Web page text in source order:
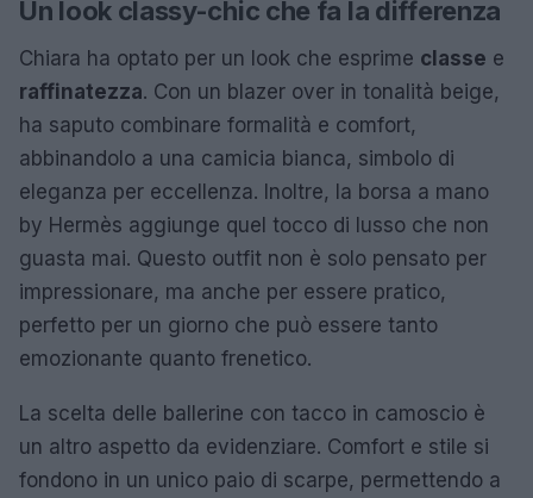
Un look classy-chic che fa la differenza
Chiara ha optato per un look che esprime classe e
raffinatezza. Con un blazer over in tonalità beige,
ha saputo combinare formalità e comfort,
abbinandolo a una camicia bianca, simbolo di
eleganza per eccellenza. Inoltre, la borsa a mano
by Hermès aggiunge quel tocco di lusso che non
guasta mai. Questo outfit non è solo pensato per
impressionare, ma anche per essere pratico,
perfetto per un giorno che può essere tanto
emozionante quanto frenetico.
La scelta delle ballerine con tacco in camoscio è
un altro aspetto da evidenziare. Comfort e stile si
fondono in un unico paio di scarpe, permettendo a